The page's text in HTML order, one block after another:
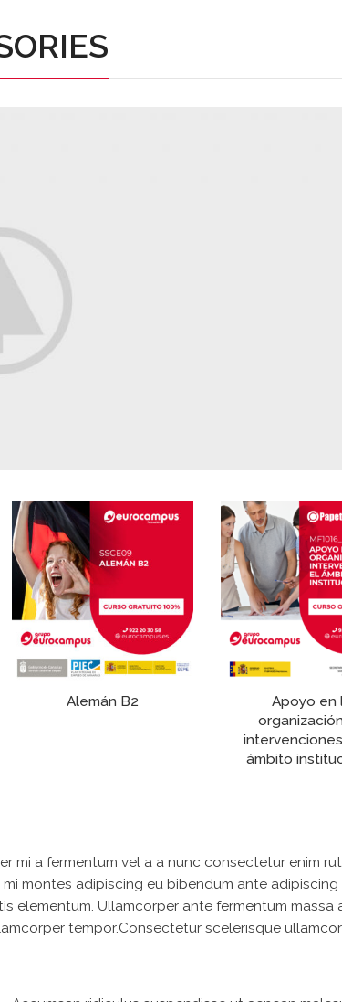
Alemán B2
Apoyo en
ámbito
a fermentum vel a a nunc consectetur enim
montes adipiscing eu bibendum ante adipiscing
elementum. Ullamcorper ante fermentum massa
tempor.Consectetur scelerisque